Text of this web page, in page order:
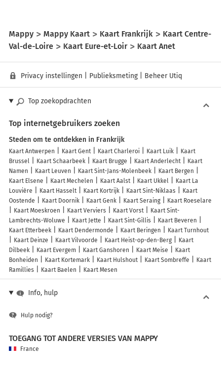
Mappy Mappy Kaart Kaart Frankrijk
Kaart Centre-
Val-de-Loire
Kaart Eure-et-Loir Kaart Anet
Privacy instellingen Publieksmeting| Beheer Utiq
Top zoekopdrachten
Top internetgebruikers zoeken
Steden om te ontdekken in Frankrijk
Kaart Antwerpen Kaart Gent Kaart Charleroi Kaart Luik
Kaart
Brussel
Kaart Schaarbeek Kaart Brugge Kaart Anderlecht
Kaart
Namen
Kaart Leuven Kaart Sint-Jans-Molenbeek
Kaart Bergen
Kaart Elsene
Kaart Mechelen Kaart Aalst Kaart Ukkel
Kaart La
Louvière
Kaart Hasselt Kaart Kortrijk Kaart Sint-Niklaas
Kaart
Oostende
Kaart Doornik Kaart Genk Kaart Seraing
Kaart Roeselare
Kaart Moeskroen
Kaart Verviers Kaart Vorst
Kaart Sint-
Lambrechts-Woluwe
Kaart Jette Kaart Sint-Gillis
Kaart Beveren
Kaart Etterbeek
Kaart Dendermonde Kaart Beringen
Kaart Turnhout
Kaart Deinze
Kaart Vilvoorde Kaart Heist-op-den-Berg
Kaart
Dilbeek
Kaart Evergem Kaart Ganshoren Kaart Meise
Kaart
Bonheiden
Kaart Kortemark Kaart Hulshout Kaart Sombreffe
Kaart
Ramillies
Kaart Baelen Kaart Mesen
Info, hulp
Hulp nodig?
TOEGANG TOT ANDERE VERSIES VAN MAPPY
France